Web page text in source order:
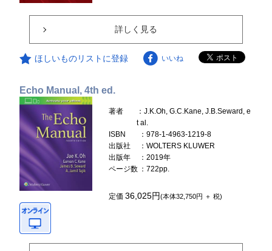
詳しく見る
ほしいものリストに登録 いいね
Echo Manual, 4th ed.
著者
：J.K.Oh, G.C.Kane, J.B.Seward, e
t al.
ISBN
：978-1-4963-1219-8
出版社
：WOLTERS KLUWER
出版年
：2019年
ページ数 ：722pp.
定価36,025円(本体32,750円 ＋ 税)